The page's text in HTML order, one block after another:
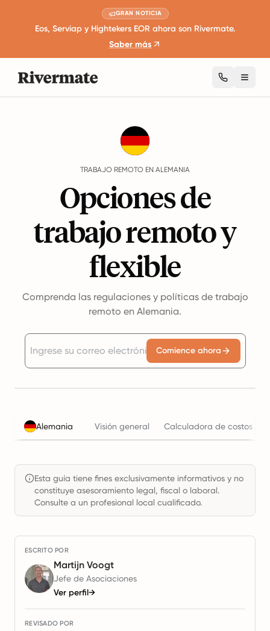
GRAN NOTICIA
Eos, Serviap y Hightekers EOR ahora son Rivermate.
Saber más
TRABAJO REMOTO EN ALEMANIA
Opciones de
trabajo remoto y
flexible
Comprenda las regulaciones y políticas de trabajo
remoto en Alemania.
Comience ahora
Alemania Visión general Calculadora de costos
Esta guía tiene fines exclusivamente informativos y no
constituye asesoramiento legal, fiscal o laboral.
Consulte a un profesional local cualificado.
ESCRITO POR
Martijn Voogt
Jefe de Asociaciones
Ver perfil→
REVISADO POR